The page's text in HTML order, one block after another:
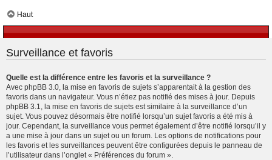
Haut
Surveillance et favoris
Quelle est la différence entre les favoris et la surveillance ?
Avec phpBB 3.0, la mise en favoris de sujets s’apparentait à la gestion des
favoris dans un navigateur. Vous n’étiez pas notifié des mises à jour. Depuis
phpBB 3.1, la mise en favoris de sujets est similaire à la surveillance d’un
sujet. Vous pouvez désormais être notifié lorsqu’un sujet favoris a été mis à
jour. Cependant, la surveillance vous permet également d’être notifié lorsqu’il y
a une mise à jour dans un sujet ou un forum. Les options de notifications pour
les favoris et les surveillances peuvent être configurées depuis le panneau de
l’utilisateur dans l’onglet « Préférences du forum ».